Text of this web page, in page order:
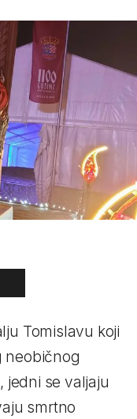
Tomislavu koji
neobičnog
jedni se valjaju
smrtno